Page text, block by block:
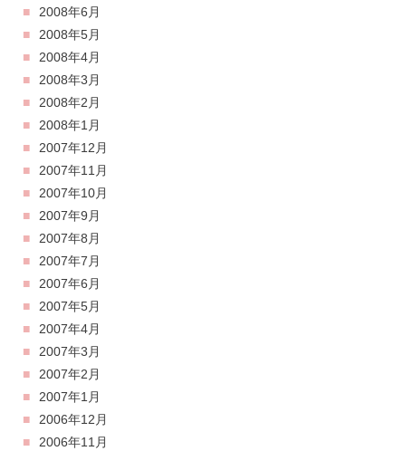
2008年6月
2008年5月
2008年4月
2008年3月
2008年2月
2008年1月
2007年12月
2007年11月
2007年10月
2007年9月
2007年8月
2007年7月
2007年6月
2007年5月
2007年4月
2007年3月
2007年2月
2007年1月
2006年12月
2006年11月